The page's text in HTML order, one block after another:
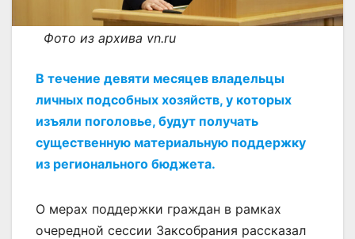
Фото из архива vn.ru
В течение девяти месяцев владельцы
личных подсобных хозяйств, у которых
изъяли поголовье, будут получать
существенную материальную поддержку
из регионального бюджета.
О мерах поддержки граждан в рамках
очередной сессии Заксобрания рассказал